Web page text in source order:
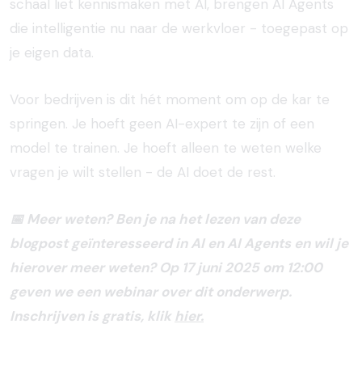
schaal liet kennismaken met AI, brengen AI Agents
die intelligentie nu naar de werkvloer - toegepast op
je eigen data.
Voor bedrijven is dit hét moment om op de kar te
springen. Je hoeft geen AI-expert te zijn of een
model te trainen. Je hoeft alleen te weten welke
vragen je wilt stellen - de AI doet de rest.
📅 Meer weten? Ben je na het lezen van deze
blogpost geïnteresseerd in AI en AI Agents en wil je
hierover meer weten? Op 17 juni 2025 om 12:00
geven we een webinar over dit onderwerp.
Inschrijven is gratis, klik hier.